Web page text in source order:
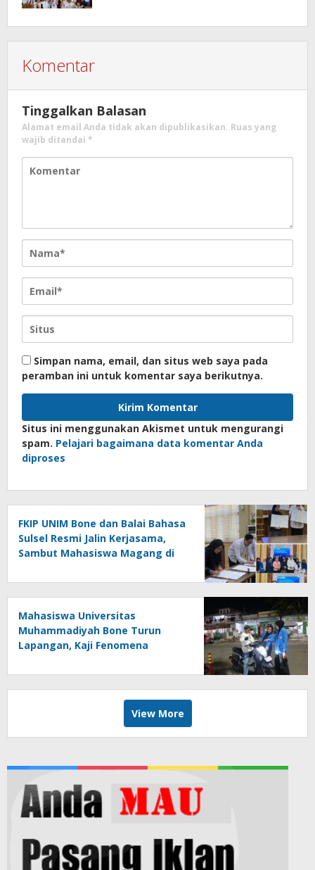
Komentar
Tinggalkan Balasan
Alamat email Anda tidak akan dipublikasikan. Ruas yang
wajib ditandai *
Simpan nama, email, dan situs web saya pada
peramban ini untuk komentar saya berikutnya.
Situs ini menggunakan Akismet untuk mengurangi
spam. Pelajari bagaimana data komentar Anda
diproses
FKIP UNIM Bone dan Balai Bahasa
Sulsel Resmi Jalin Kerjasama,
Sambut Mahasiswa Magang di
Mahasiswa Universitas
Muhammadiyah Bone Turun
Lapangan, Kaji Fenomena
melalui Riset FOTOFOBIA
View More